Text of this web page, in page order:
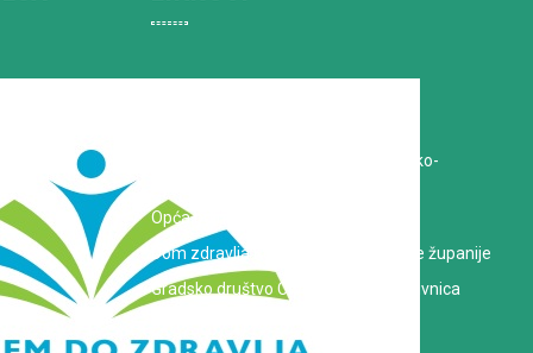
Zavod za javno zdravstvo Koprivničko-
Opća bolnica dr. Tomislav Bardek
Dom zdravlja Koprivničko-križevačke županije
Gradsko društvo Crvenog križa Koprivnica